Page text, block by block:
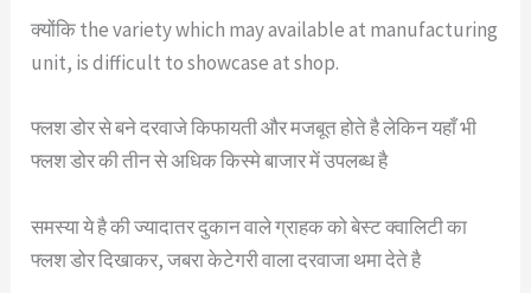
क्योंकि the variety which may available at manufacturing
unit, is difficult to showcase at shop.
फ्लश डोर से बने दरवाजे किफायती और मजबूत होते है लेकिन यहाँ भी
फ्लश डोर की तीन से अधिक किस्मे बाजार में उपलब्ध है
समस्या ये है की ज्यादातर दुकान वाले ग्राहक को बेस्ट क्वालिटी का
फ्लश डोर दिखाकर, जबरा केटेगरी वाला दरवाजा थमा देते है